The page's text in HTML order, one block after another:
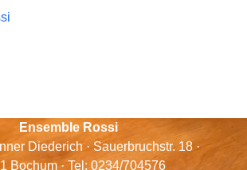
Ensemble Rossi
Diederich · Sauerbruchstr. 18 ·
Bochum · Tel: 0234/704576